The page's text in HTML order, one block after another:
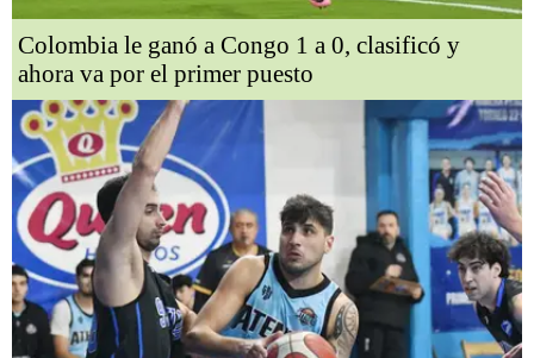
Colombia le ganó a Congo 1 a 0, clasificó y
ahora va por el primer puesto